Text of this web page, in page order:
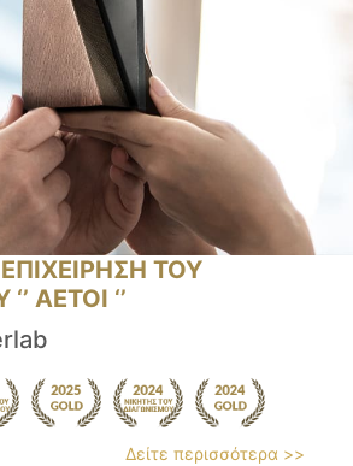
ΤΟΥ
ΑΕΤΟΙ ‘’
Δείτε περισσότερα >>